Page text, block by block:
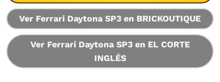
Ver Ferrari Daytona SP3 en BRICKOUTIQUE
Ver Ferrari Daytona SP3 en EL CORTE
INGLÉS